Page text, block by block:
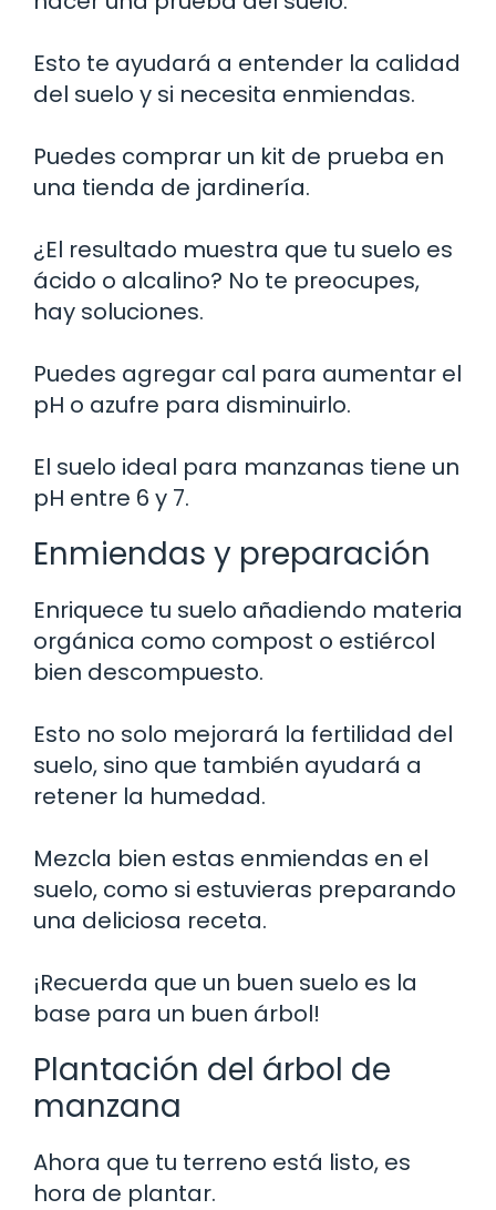
Esto te ayudará a entender la calidad
del suelo y si necesita enmiendas.
Puedes comprar un kit de prueba en
una tienda de jardinería.
¿El resultado muestra que tu suelo es
ácido o alcalino? No te preocupes,
hay soluciones.
Puedes agregar cal para aumentar el
pH o azufre para disminuirlo.
El suelo ideal para manzanas tiene un
pH entre 6 y 7.
Enmiendas y preparación
Enriquece tu suelo añadiendo materia
orgánica como compost o estiércol
bien descompuesto.
Esto no solo mejorará la fertilidad del
suelo, sino que también ayudará a
retener la humedad.
Mezcla bien estas enmiendas en el
suelo, como si estuvieras preparando
una deliciosa receta.
¡Recuerda que un buen suelo es la
base para un buen árbol!
Plantación del árbol de
manzana
Ahora que tu terreno está listo, es
hora de plantar.